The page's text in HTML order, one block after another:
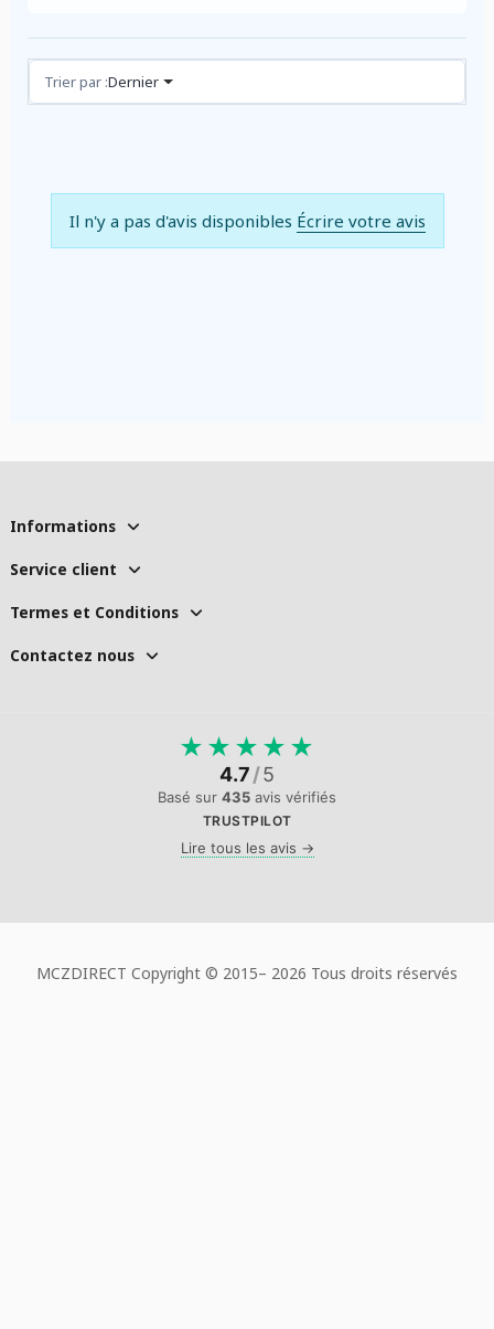
Avis (0)
Trier par :Dernier
Il n'y a pas d'avis disponibles Écrire votre avis
Informations
Service client
Termes et Conditions
Contactez nous
★ ★ ★ ★ ★
4.7/5
Basé sur 435 avis vérifiés
TRUSTPILOT
Lire tous les avis →
MCZDIRECT Copyright © 2015– 2026 Tous droits réservés